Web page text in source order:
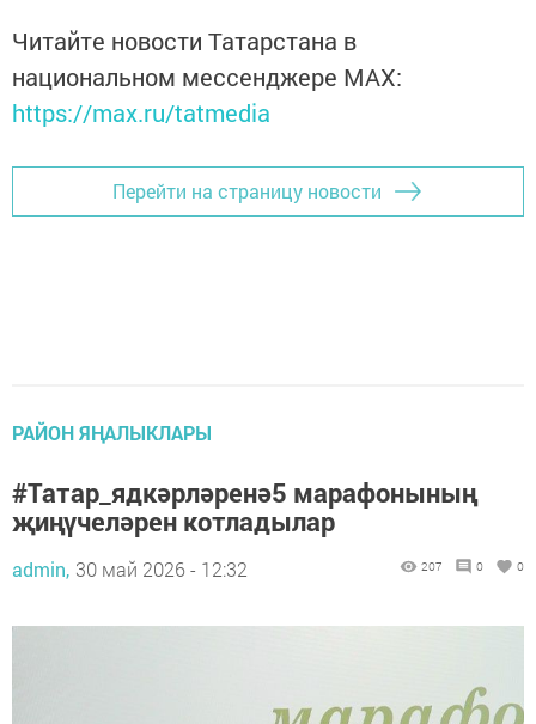
Читайте новости Татарстана в
национальном мессенджере MАХ:
https://max.ru/tatmedia
Перейти на страницу новости
РАЙОН ЯҢАЛЫКЛАРЫ
#Татар_ядкәрләренә5 марафонының
җиңүчеләрен котладылар
admin, 30 май 2026 - 12:32 207 0 0